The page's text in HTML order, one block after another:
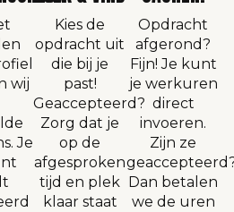
wij
Je
Kies de
opdracht uit
die bij je
past!
Geaccepteerd?
Zorg dat je
op de
afgesproken
tijd en plek
klaar staat
Opdracht
afgerond?
Fijn! Je kunt
je werkuren
direct
invoeren.
Zijn ze
Dan betalen
we de uren